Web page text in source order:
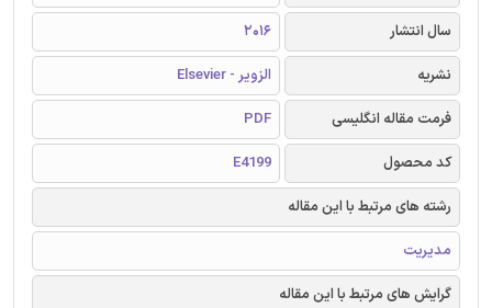
سال انتشار
2016
نشریه
الزویر - Elsevier
فرمت مقاله انگلیسی
PDF
کد محصول
E4199
رشته های مرتبط با این مقاله
مدیریت
گرایش های مرتبط با این مقاله